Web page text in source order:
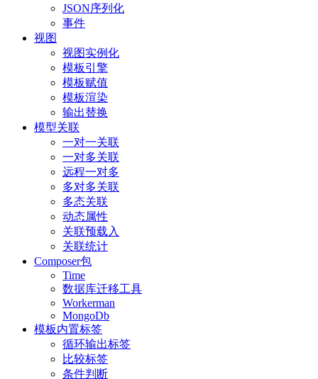
JSON序列化
事件
视图
视图实例化
模板引擎
模板赋值
模板渲染
输出替换
模型关联
一对一关联
一对多关联
远程一对多
多对多关联
多态关联
动态属性
关联预载入
关联统计
Composer包
Time
数据库迁移工具
Workerman
MongoDb
模板内置标签
循环输出标签
比较标签
条件判断